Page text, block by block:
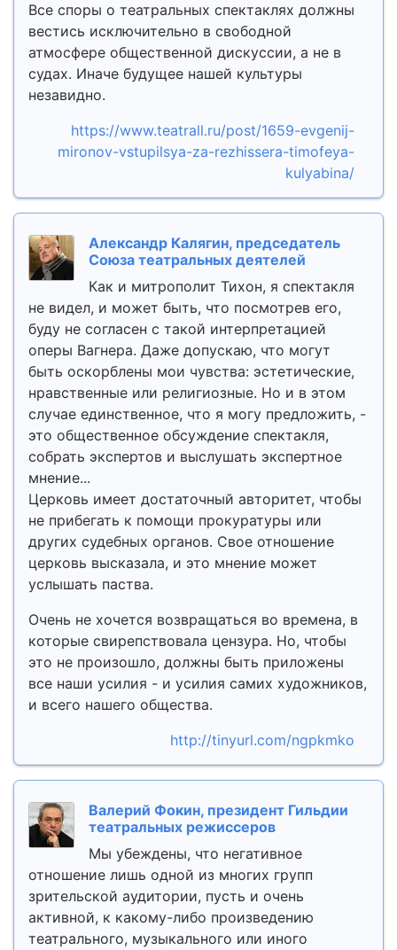
Все споры о театральных спектаклях должны
вестись исключительно в свободной
атмосфере общественной дискуссии, а не в
судах. Иначе будущее нашей культуры
незавидно.
https://www.teatrall.ru/post/1659-evgenij-
mironov-vstupilsya-za-rezhissera-timofeya-
kulyabina/
Александр Калягин, председатель
Союза театральных деятелей
Как и митрополит Тихон, я спектакля
не видел, и может быть, что посмотрев его,
буду не согласен с такой интерпретацией
оперы Вагнера. Даже допускаю, что могут
быть оскорблены мои чувства: эстетические,
нравственные или религиозные. Но и в этом
случае единственное, что я могу предложить, -
это общественное обсуждение спектакля,
собрать экспертов и выслушать экспертное
мнение...
Церковь имеет достаточный авторитет, чтобы
не прибегать к помощи прокуратуры или
других судебных органов. Свое отношение
церковь высказала, и это мнение может
услышать паства.
Очень не хочется возвращаться во времена, в
которые свирепствовала цензура. Но, чтобы
это не произошло, должны быть приложены
все наши усилия - и усилия самих художников,
и всего нашего общества.
http://tinyurl.com/ngpkmko
Валерий Фокин, президент Гильдии
театральных режиссеров
Мы убеждены, что негативное
отношение лишь одной из многих групп
зрительской аудитории, пусть и очень
активной, к какому-либо произведению
театрального, музыкального или иного